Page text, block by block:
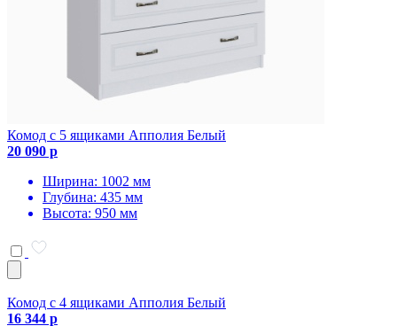
Комод с 5 ящиками Апполия Белый
20 090 р
Ширина: 1002 мм
Глубина: 435 мм
Высота: 950 мм
Комод с 4 ящиками Апполия Белый
16 344 р